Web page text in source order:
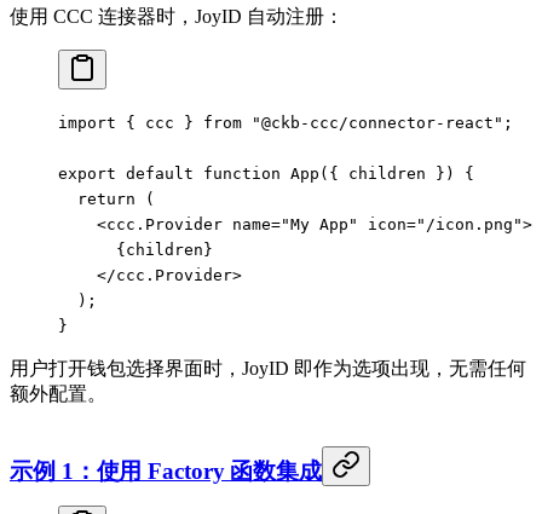
使用 CCC 连接器时，JoyID 自动注册：
import { ccc } from "@ckb-ccc/connector-react" ;
export default function App ({ children }) {
  return
(
    <
ccc.Provider name="My App" icon="/icon.png">
      {children}
    </
ccc.Provider>
  );
}
用户打开钱包选择界面时，JoyID 即作为选项出现，无需任何
额外配置。
示例 1：使用 Factory 函数集成